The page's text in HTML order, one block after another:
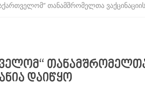
თანამშრომელთა ვაქცინაციის
თანამშრომელთა
დაიწყო